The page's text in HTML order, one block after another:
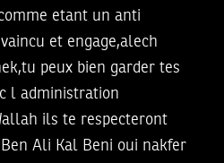
etant un anti
et engage,alech
peux bien garder tes
l administration
ils te respecteront
Ali Kal Beni oui nakfer